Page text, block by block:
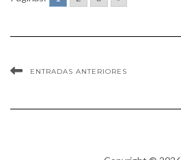
ENTRADAS ANTERIORES